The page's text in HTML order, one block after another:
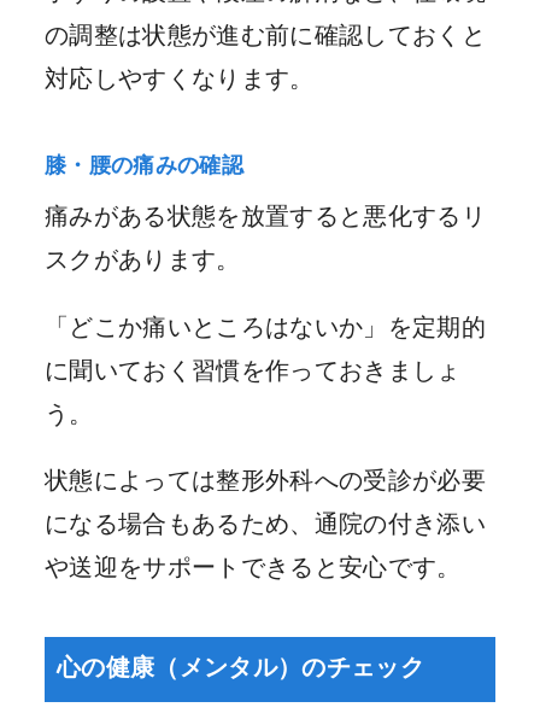
の調整は状態が進む前に確認しておくと
対応しやすくなります。
膝・腰の痛みの確認
痛みがある状態を放置すると悪化するリ
スクがあります。
「どこか痛いところはないか」を定期的
に聞いておく習慣を作っておきましょ
う。
状態によっては整形外科への受診が必要
になる場合もあるため、通院の付き添い
や送迎をサポートできると安心です。
心の健康（メンタル）のチェック